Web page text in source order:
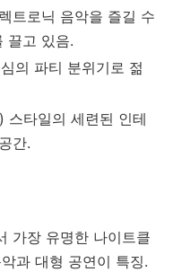
트로닉 음악을 즐길 수
끌고 있음.
의 파티 분위기로 젊
스타일의 세련된 인테
간.
가장 유명한 나이트클
과 대형 공연이 특징.